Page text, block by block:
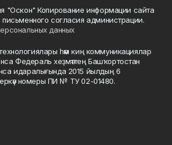
"Оскон" Копирование информации сайта
согласия администрации.
данных
технологиялары һәм киң коммуникациялар
Федераль хеҙмәттең Башҡортостан
идаралығында 2015 йылдың 6
номеры ПИ № ТУ 02-01480.